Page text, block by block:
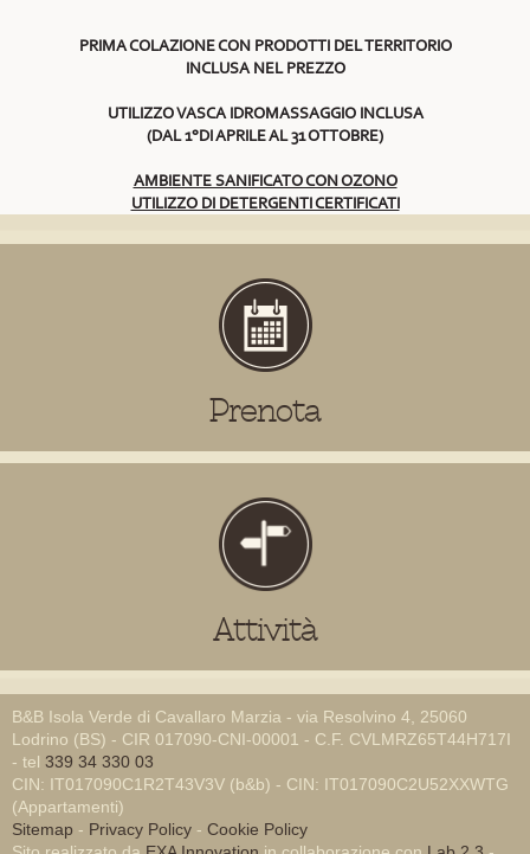
PRIMA COLAZIONE CON PRODOTTI DEL TERRITORIO
INCLUSA NEL PREZZO
UTILIZZO VASCA IDROMASSAGGIO INCLUSA
(DAL 1°DI APRILE AL 31 OTTOBRE)
AMBIENTE SANIFICATO CON OZONO
UTILIZZO DI DETERGENTI CERTIFICATI
Prenota
Attività
B&B Isola Verde di Cavallaro Marzia - via Resolvino 4, 25060
Lodrino (BS) - CIR 017090-CNI-00001 - C.F. CVLMRZ65T44H717I
- tel 339 34 330 03
CIN: IT017090C1R2T43V3V (b&b) - CIN: IT017090C2U52XXWTG
(Appartamenti)
Sitemap - Privacy Policy - Cookie Policy